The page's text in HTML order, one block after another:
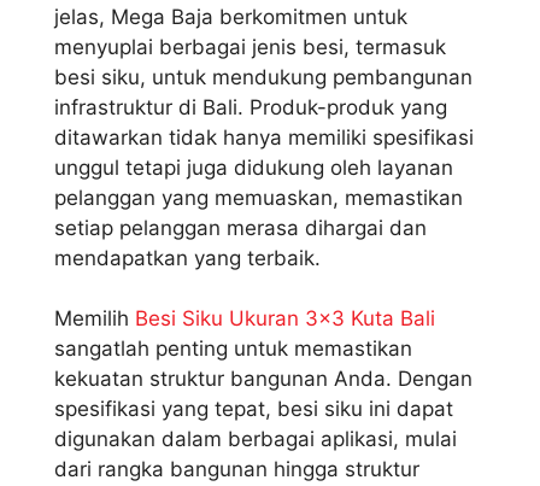
jelas, Mega Baja berkomitmen untuk
menyuplai berbagai jenis besi, termasuk
besi siku, untuk mendukung pembangunan
infrastruktur di Bali. Produk-produk yang
ditawarkan tidak hanya memiliki spesifikasi
unggul tetapi juga didukung oleh layanan
pelanggan yang memuaskan, memastikan
setiap pelanggan merasa dihargai dan
mendapatkan yang terbaik.
Memilih Besi Siku Ukuran 3×3 Kuta Bali
sangatlah penting untuk memastikan
kekuatan struktur bangunan Anda. Dengan
spesifikasi yang tepat, besi siku ini dapat
digunakan dalam berbagai aplikasi, mulai
dari rangka bangunan hingga struktur